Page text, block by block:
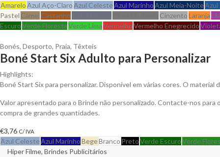
AmareloAzul Aço-ClaroAzul CelesteAzul MarinhoAzul Meia-NoiteAzul
Pastel Camel Castanho CinzentoLaranja
EscuroVerde FlorestaVerde LimaVermelhoVermelho Enegrecido
Bonés, Desporto, Praia, Têxteis
Boné Start Six Adulto para Personalizar
Highlights:
Boné Start Six para personalizar. Disponível em várias cores. O material
Valor apresentado para o Brinde não personalizado. Contacte-nos para
compra de grandes quantidades.
€3,76 C/ IVA
Azul CelesteAzul MarinhoBegeBranco PretoVerde EscuroVerde
Hiper Filme, Brindes Publicitários